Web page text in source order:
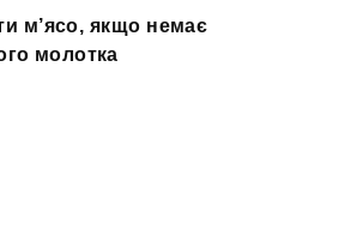
м’ясо, якщо немає
молотка